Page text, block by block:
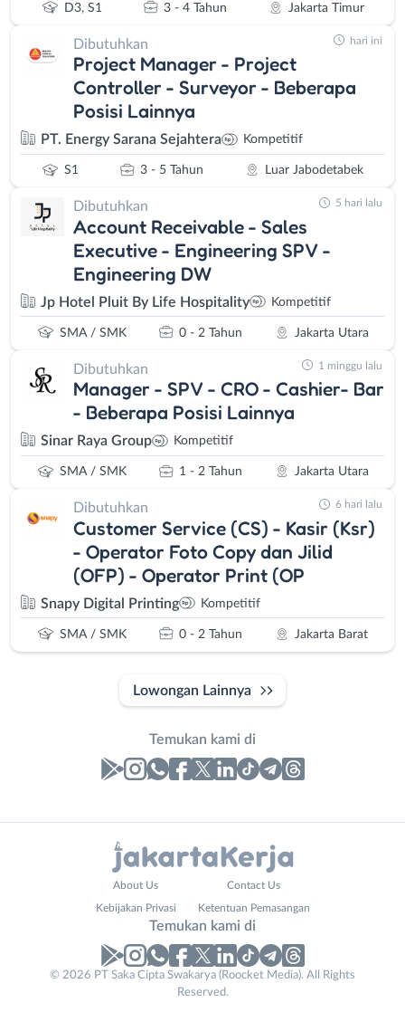
D3, S1 3 - 4 Tahun Jakarta Timur
Dibutuhkan
Project Manager - Project
Controller - Surveyor - Beberapa
Posisi Lainnya
PT. Energy Sarana Sejahtera Kompetitif
S1 3 - 5 Tahun Luar Jabodetabek
hari ini
Dibutuhkan
Account Receivable - Sales
Executive - Engineering SPV -
Engineering DW
Jp Hotel Pluit By Life Hospitality Kompetitif
SMA / SMK 0 - 2 Tahun Jakarta Utara
5 hari lalu
Dibutuhkan
Manager - SPV - CRO - Cashier- Bar
- Beberapa Posisi Lainnya
Sinar Raya Group Kompetitif
SMA / SMK 1 - 2 Tahun Jakarta Utara
1 minggu lalu
Dibutuhkan
Customer Service (CS) - Kasir (Ksr)
- Operator Foto Copy dan Jilid
(OFP) - Operator Print (OP
Snapy Digital Printing Kompetitif
SMA / SMK 0 - 2 Tahun Jakarta Barat
6 hari lalu
Lowongan Lainnya
Temukan kami di
No. Telp /
About Us Contact Us
Kebijakan Privasi Ketentuan Pemasangan
Temukan kami di
© 2026 PT Saka Cipta Swakarya (Roocket Media). All Rights
Reserved.